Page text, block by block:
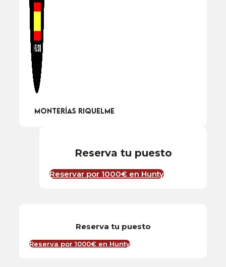
Monterías Riquelme
Reserva tu puesto
Reservar por 1000€ en Hunty
Reserva tu puesto
Reserva por 1000€ en Hunty